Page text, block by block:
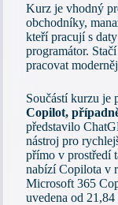
Kurz je vhodný
obchodníky,
kteří pracují s
programátor.
pracovat
Součástí kurzu je
Copilot,
představilo
nástroj pro
přímo v prostředí
nabízí Copilota v
Microsoft 365
uvedena od